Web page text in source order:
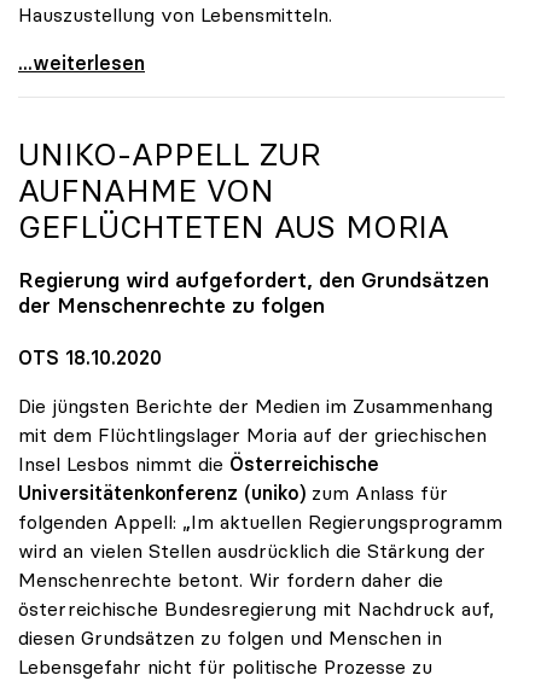
Hauszustellung von Lebensmitteln.
Online-Kampagne „UNInteressant?“ legt Fokus auf
...weiterlesen
UNIKO-APPELL ZUR
AUFNAHME VON
GEFLÜCHTETEN AUS MORIA
Regierung wird aufgefordert, den Grundsätzen
der Menschenrechte zu folgen
OTS 18.10.2020
Die jüngsten Berichte der Medien im Zusammenhang
mit dem Flüchtlingslager Moria auf der griechischen
Insel Lesbos nimmt die Österreichische
Universitätenkonferenz (uniko) zum Anlass für
folgenden Appell: „Im aktuellen Regierungsprogramm
wird an vielen Stellen ausdrücklich die Stärkung der
Menschenrechte betont. Wir fordern daher die
österreichische Bundesregierung mit Nachdruck auf,
diesen Grundsätzen zu folgen und Menschen in
Lebensgefahr nicht für politische Prozesse zu